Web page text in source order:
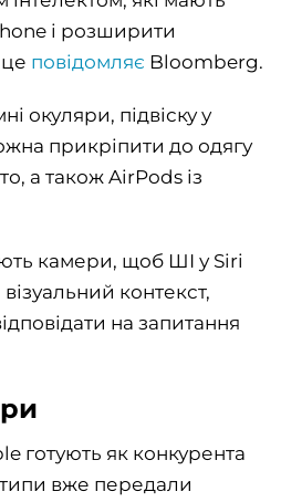
і розширити
повідомляє Bloomberg.
окуляри, підвіску у
прикріпити до одягу
а також AirPods із
камери, щоб ШІ у Siri
контекст,
на запитання
готують як конкурента
вже передали